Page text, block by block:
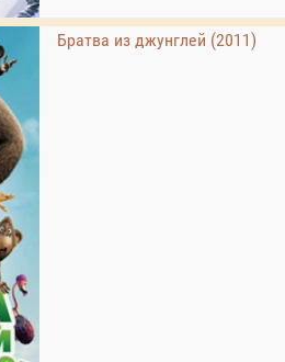
Братва из джунглей (2011)